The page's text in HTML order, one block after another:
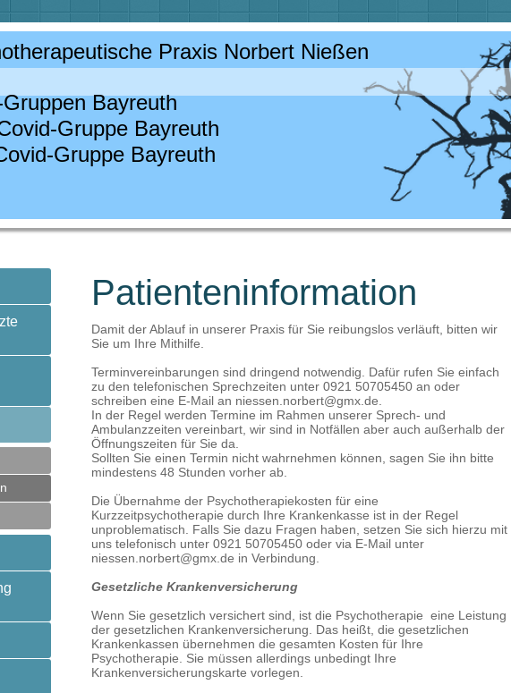
Praxis Norbert Nießen
Bayreuth
Gruppe Bayreuth
Gruppe Bayreuth
Patienteninformation
Damit der Ablauf in unserer Praxis für Sie reibungslos verläuft, bitten wir
Sie um Ihre Mithilfe.
Terminvereinbarungen sind dringend notwendig. Dafür rufen Sie einfach
zu den telefonischen Sprechzeiten unter 0921 50705450 an oder
schreiben eine E-Mail an niessen.norbert@gmx.de.
In der Regel werden Termine im Rahmen unserer Sprech- und
Ambulanzzeiten vereinbart, wir sind in Notfällen aber auch außerhalb der
Öffnungszeiten für Sie da.
Sollten Sie einen Termin nicht wahrnehmen können, sagen Sie ihn bitte
mindestens 48 Stunden vorher ab.
Die Übernahme der Psychotherapiekosten für eine
Kurzzeitpsychotherapie durch Ihre Krankenkasse ist in der Regel
unproblematisch. Falls Sie dazu Fragen haben, setzen Sie sich hierzu mit
uns telefonisch unter 0921 50705450 oder via E-Mail unter
niessen.norbert@gmx.de in Verbindung.
Gesetzliche Krankenversicherung
Wenn Sie gesetzlich versichert sind, ist die Psychotherapie eine Leistung
der gesetzlichen Krankenversicherung. Das heißt, die gesetzlichen
Krankenkassen übernehmen die gesamten Kosten für Ihre
Psychotherapie. Sie müssen allerdings unbedingt Ihre
Krankenversicherungskarte vorlegen.